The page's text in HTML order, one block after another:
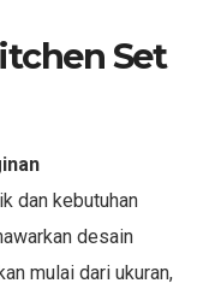
Set
dan kebutuhan
desain
mulai dari ukuran,